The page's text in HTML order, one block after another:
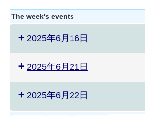
The week's events
2025年6月16日
2025年6月21日
2025年6月22日